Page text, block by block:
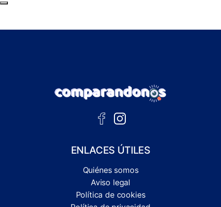
ENLACES ÚTILES
Quiénes somos
Aviso legal
Política de cookies